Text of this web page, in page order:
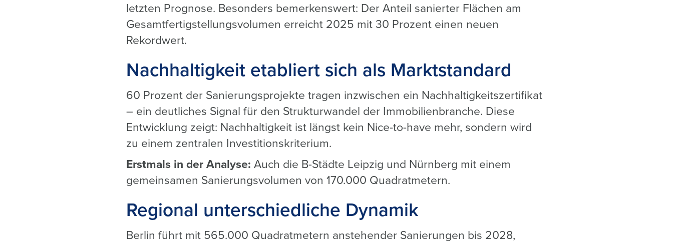
letzten Prognose. Besonders bemerkenswert: Der Anteil sanierter Flächen am
Gesamtfertigstellungsvolumen erreicht 2025 mit 30 Prozent einen neuen
Rekordwert.
Nachhaltigkeit etabliert sich als Marktstandard
60 Prozent der Sanierungsprojekte tragen inzwischen ein Nachhaltigkeitszertifikat
– ein deutliches Signal für den Strukturwandel der Immobilienbranche. Diese
Entwicklung zeigt: Nachhaltigkeit ist längst kein Nice-to-have mehr, sondern wird
zu einem zentralen Investitionskriterium.
Erstmals in der Analyse: Auch die B-Städte Leipzig und Nürnberg mit einem
gemeinsamen Sanierungsvolumen von 170.000 Quadratmetern.
Regional unterschiedliche Dynamik
Berlin führt mit 565.000 Quadratmetern anstehender Sanierungen bis 2028,